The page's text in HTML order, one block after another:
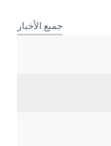
جميع الأخبار